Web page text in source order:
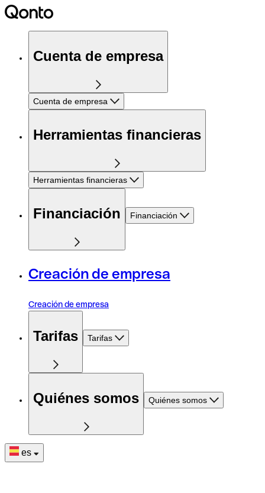
Cuenta de empresa
Cuenta de empresa
Herramientas financieras
Herramientas financieras
Financiación Financiación
Creación de empresa
Creación de empresa
Tarifas Tarifas
Quiénes somos Quiénes somos
es